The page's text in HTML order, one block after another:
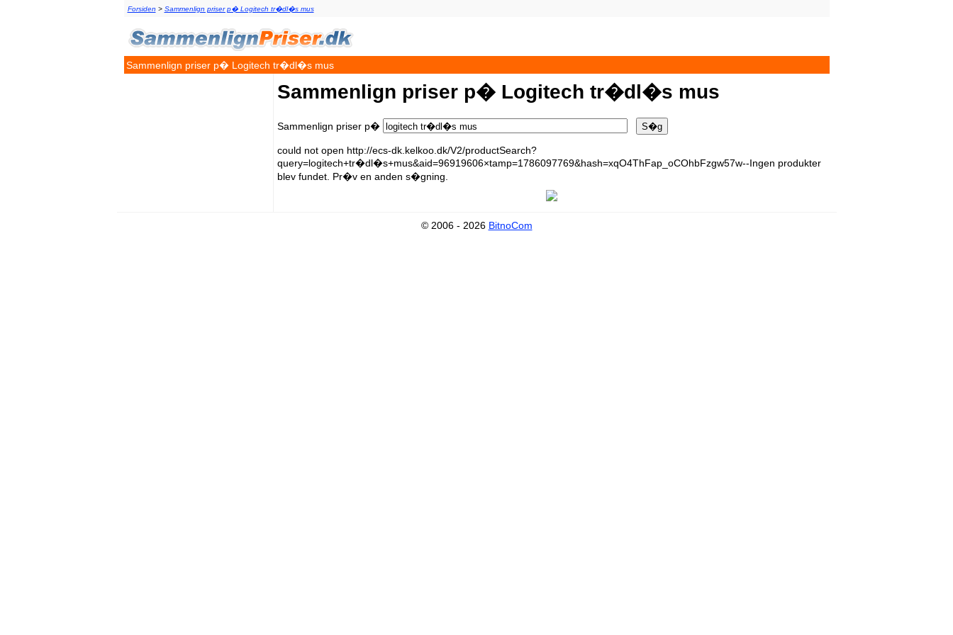
Forsiden > Sammenlign priser p� Logitech tr�dl�s mus
Sammenlign priser p� Logitech tr�dl�s mus
Sammenlign priser p� Logitech tr�dl�s mus
Sammenlign priser p�
could not open http://ecs-dk.kelkoo.dk/V2/productSearch?
query=logitech+tr�dl�s+mus&aid=96919606×tamp=1786097769&hash=xqO4ThFap_oCOhbFzgw57w--Ingen produkter
blev fundet. Pr�v en anden s�gning.
© 2006 - 2026 BitnoCom